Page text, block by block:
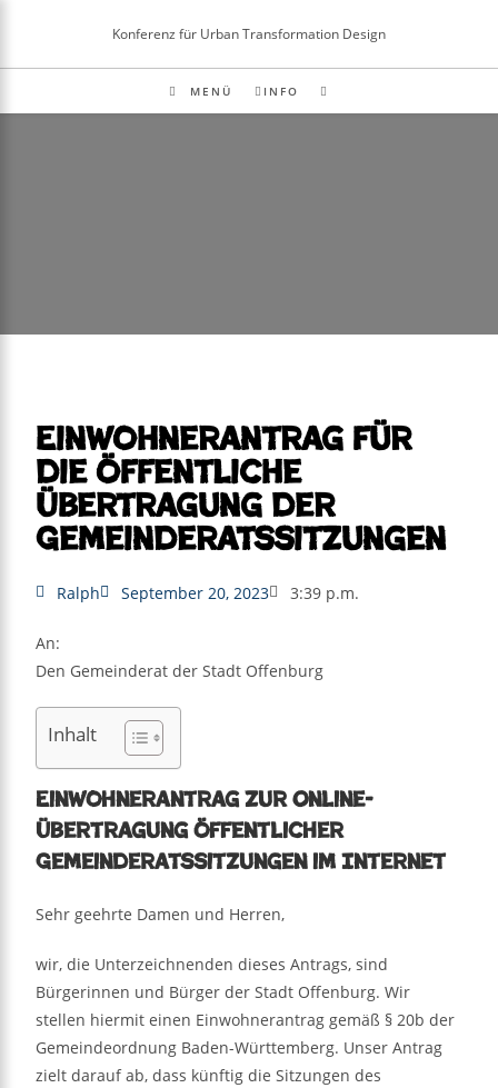
Konferenz für Urban Transformation Design
MENÜ INFO
Einwohnerantrag für
die öffentliche
Übertragung der
Gemeinderatssitzungen
Ralph September 20, 2023 3:39 p.m.
An:
Den Gemeinderat der Stadt Offenburg
Inhalt
Einwohnerantrag zur Online-
Übertragung öffentlicher
Gemeinderatssitzungen im Internet
Sehr geehrte Damen und Herren,
wir, die Unterzeichnenden dieses Antrags, sind
Bürgerinnen und Bürger der Stadt Offenburg. Wir
stellen hiermit einen Einwohnerantrag gemäß § 20b der
Gemeindeordnung Baden-Württemberg. Unser Antrag
zielt darauf ab, dass künftig die Sitzungen des